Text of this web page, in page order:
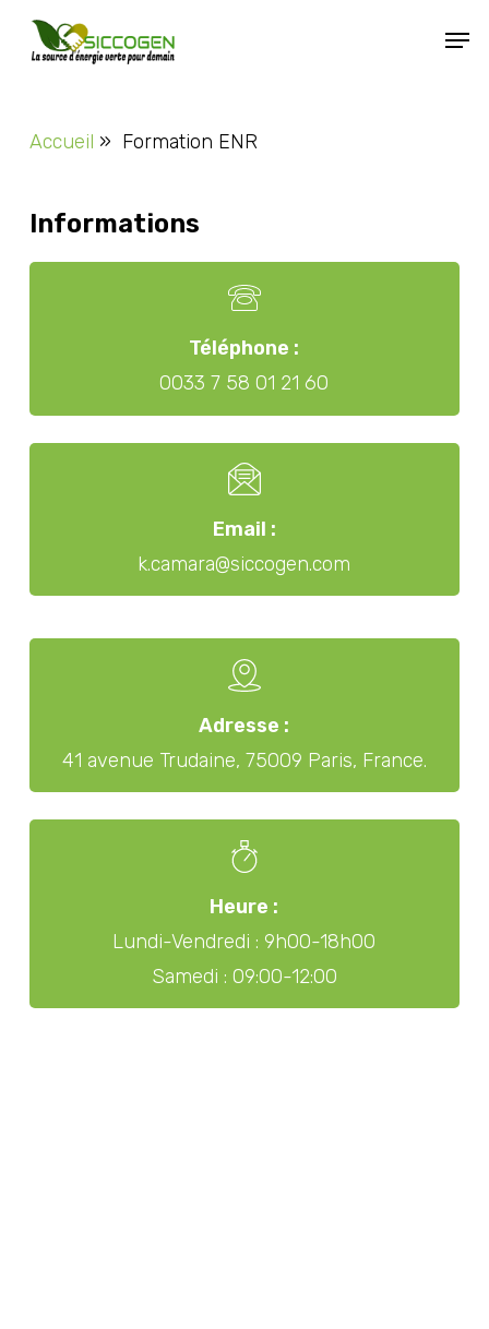
Skip
Accueil » Formation ENR
Informations
Téléphone :
0033 7 58 01 21 60
Email :
k.camara@siccogen.com
Adresse :
41 avenue Trudaine, 75009 Paris, France.
Heure :
Lundi-Vendredi : 9h00-18h00
Samedi : 09:00-12:00